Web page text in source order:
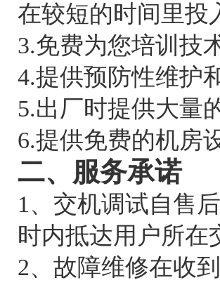
在较短的时间里投
3.免费为您培训技
4.提供预防性维护
5.出厂时提供大量
6.提供免费的机房
二、服务承诺
1、交机调试自售
时内抵达用户所在
2、故障维修在收